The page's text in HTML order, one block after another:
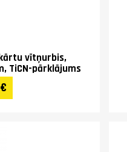
vītņurbis,
TiCN-pārklājums